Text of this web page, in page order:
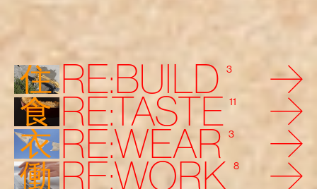
住 RE:BUILD 3
食 RE:TASTE 11
衣 RE:WEAR 3
働 RE:WORK 8